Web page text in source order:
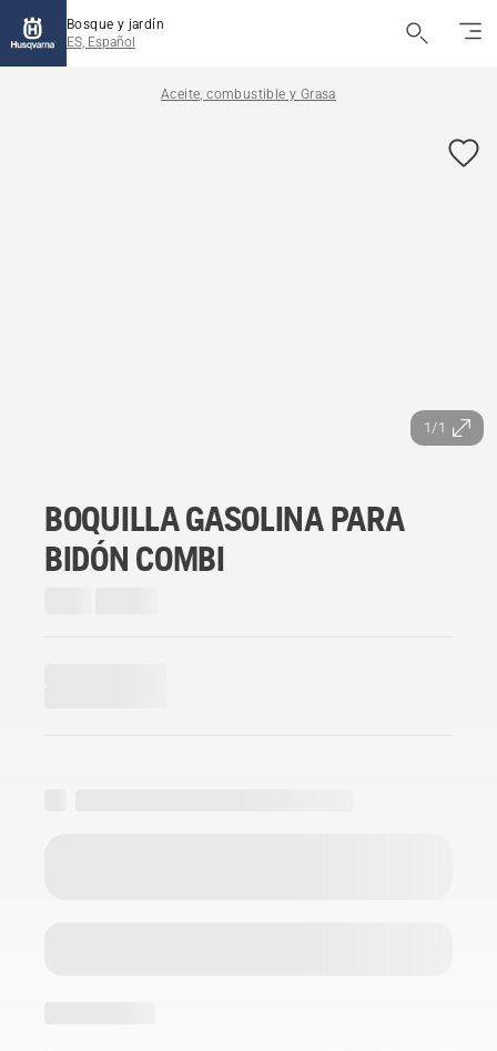
Bosque y jardín
ES, Español
Aceite, combustible y Grasa
1/1
BOQUILLA GASOLINA PARA
BIDÓN COMBI